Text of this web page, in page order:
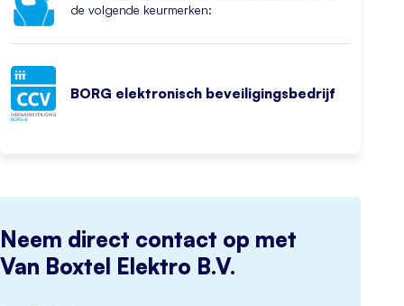
Neem direct contact op met
Van Boxtel Elektro B.V.
de volgende keurmerken:
BORG elektronisch beveiligingsbedrijf